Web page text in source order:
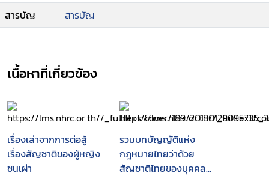
สารบัญ สารบัญ
เนื้อหาที่เกี่ยวข้อง
เรื่องเล่าจากการต่อสู้
เรื่องสัญชาติของผู้หญิง
ชนเผ่า
รวมบทบัญญัติแห่ง
กฎหมายไทยว่าด้วย
สัญชาติไทยของบุคคล